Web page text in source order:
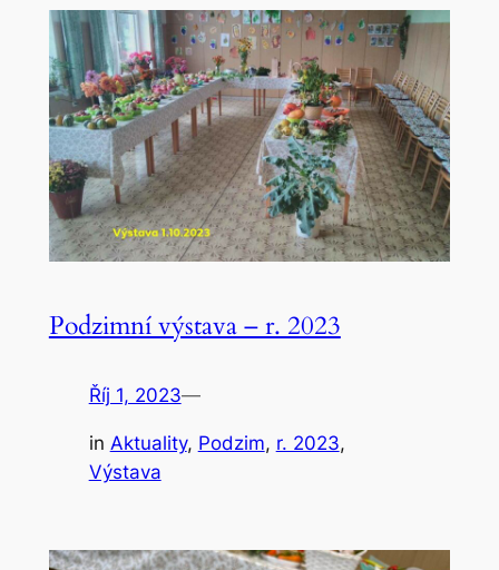
Podzimní výstava – r. 2023
Říj 1, 2023—
in Aktuality, Podzim, r. 2023
Výstava